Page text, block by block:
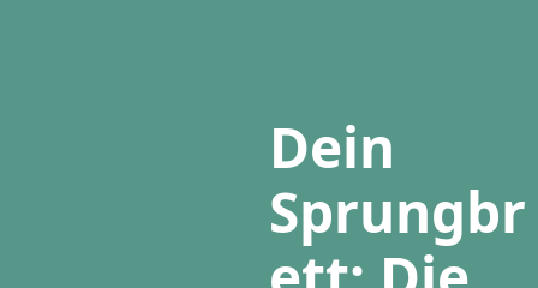
Dein
Sprungbr